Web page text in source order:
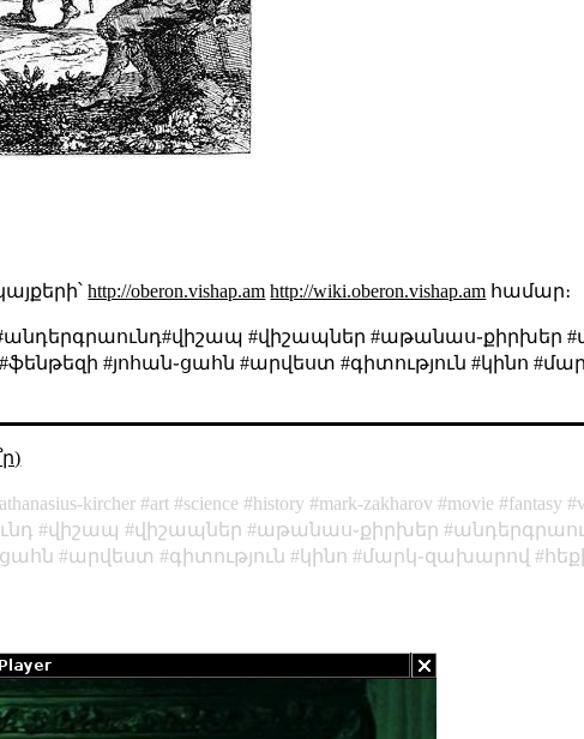
http://oberon.vishap.am http://wiki.oberon.vishap.am համար։
#վիշապներ #աթանաս֊քիրխեր
#յոհան֊ցահն #արվեստ #գիտություն #կինո
athanasius-kircher art science history mark-zakharov movie fantasy
վիշապ վիշապներ աթանաս֊քիրխեր
արվեստ գիտություն կինո մարկ֊զախարով